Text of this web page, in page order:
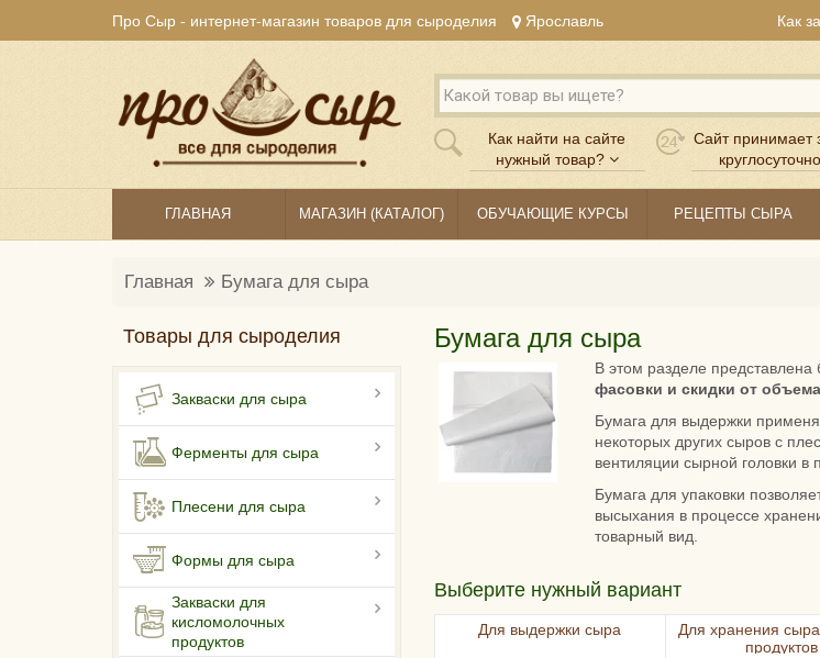
Про Сыр - интернет-магазин товаров для сыроделия Ярославль Как
Как найти на сайте
нужный товар?
Сайт принимает
ГЛАВНАЯ МАГАЗИН (КАТАЛОГ) ОБУЧАЮЩИЕ КУРСЫ РЕЦЕПТЫ СЫРА
Главная Бумага для сыра
Товары для сыроделия
Закваски для сыра
Ферменты для сыра
Плесени для сыра
Формы для сыра
Закваски для
кисломолочных
продуктов
Бумага для сыра
В этом разделе представлена
фасовки и скидки от
Бумага для выдержки
некоторых других сыров с
вентиляции сырной головки в
Бумага для упаковки
высыхания в процессе
товарный вид.
Выберите нужный вариант
Для выдержки сыра
Для хранения
продуктов